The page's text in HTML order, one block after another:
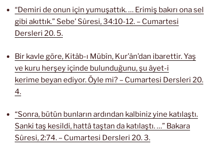
“Demiri de onun için yumuşattık. … Erimiş bakırı ona sel
gibi akıttık.” Sebe’ Sûresi, 34:10-12. – Cumartesi
Dersleri 20. 5.
Bir kavle göre, Kitâb-ı Mübîn, Kur’ân’dan ibarettir. Yaş
ve kuru herşey içinde bulunduğunu, şu âyet-i
kerime beyan ediyor. Öyle mi? – Cumartesi Dersleri 20.
4.
“Sonra, bütün bunların ardından kalbiniz yine katılaştı.
Sanki taş kesildi, hattâ taştan da katılaştı. …” Bakara
Sûresi, 2:74. – Cumartesi Dersleri 20. 3.